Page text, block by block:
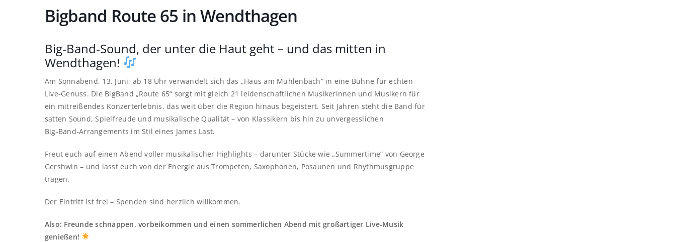
Bigband Route 65 in Wendthagen
Big‑Band‑Sound, der unter die Haut geht – und das mitten in
Wendthagen!
Am Sonnabend, 13. Juni, ab 18 Uhr verwandelt sich das „Haus am Mühlenbach“ in eine Bühne für echten
Live‑Genuss. Die BigBand „Route 65“ sorgt mit gleich 21 leidenschaftlichen Musikerinnen und Musikern für
ein mitreißendes Konzerterlebnis, das weit über die Region hinaus begeistert. Seit Jahren steht die Band für
satten Sound, Spielfreude und musikalische Qualität – von Klassikern bis hin zu unvergesslichen
Big‑Band‑Arrangements im Stil eines James Last.
Freut euch auf einen Abend voller musikalischer Highlights – darunter Stücke wie „Summertime“ von George
Gershwin – und lasst euch von der Energie aus Trompeten, Saxophonen, Posaunen und Rhythmusgruppe
tragen.
Der Eintritt ist frei – Spenden sind herzlich willkommen.
Also: Freunde schnappen, vorbeikommen und einen sommerlichen Abend mit großartiger Live‑Musik
genießen!